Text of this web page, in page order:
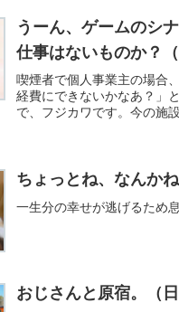
うーん、ゲームのシ
仕事はないものか？
喫煙者で個人事業主の場合
経費にできないかなあ？」
で、フジカワです。今の施
ちょっとね、なんか
一生分の幸せが逃げるため
おじさんと原宿。（